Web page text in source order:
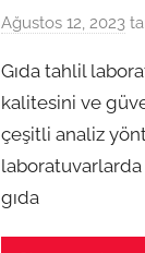
Ağustos 12, 2023
Gıda tahlil
kalitesini ve
çeşitli analiz
gıda